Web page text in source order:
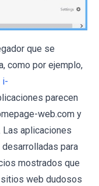
que se
como por ejemplo,
i-
parecen
web.com y
Las aplicaciones
para
mostrados que
web dudosos